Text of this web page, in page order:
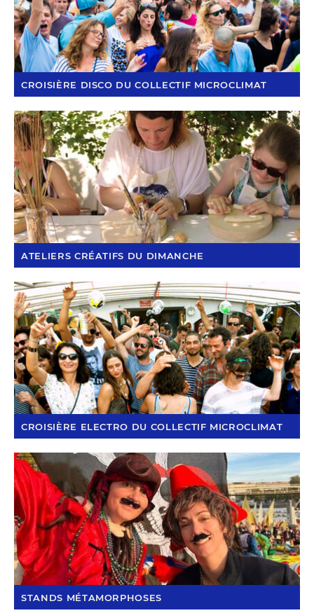
CROISIÈRE DISCO DU COLLECTIF MICROCLIMAT
ATELIERS CRÉATIFS DU DIMANCHE
CROISIÈRE ELECTRO DU COLLECTIF MICROCLIMAT
STANDS MÉTAMORPHOSES